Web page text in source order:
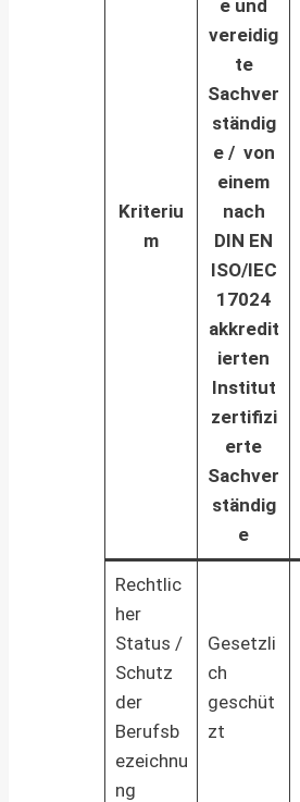
Kriteriu
m
e und
vereidig
te
Sachver
ständig
e / von
einem
nach
DIN EN
ISO/IEC
17024
akkredit
ierten
Institut
zertifizi
erte
Sachver
ständig
e
Rechtlic
her
Status /
Schutz
der
Berufsb
ezeichnu
ng
Gesetzli
ch
geschüt
zt